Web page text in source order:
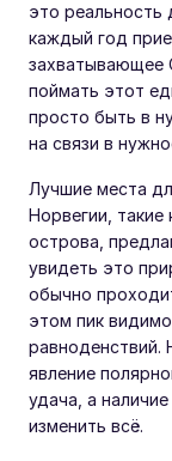
это реальность
каждый год
захватывающее
поймать этот
просто быть в
на связи в
Лучшие места
Норвегии,
острова,
увидеть это
обычно
этом пик
равноденствий.
явление
удача, а
изменить всё.